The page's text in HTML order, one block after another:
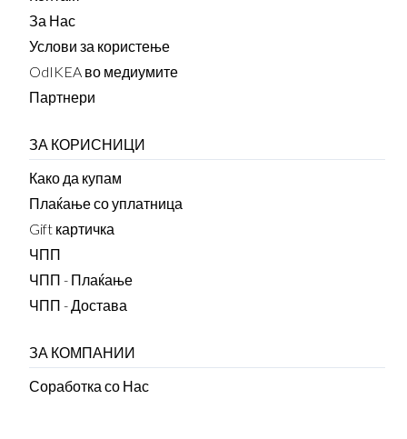
За Нас
Услови за користење
OdIKEA во медиумите
Партнери
ЗА КОРИСНИЦИ
Како да купам
Плаќање со уплатница
Gift картичка
ЧПП
ЧПП - Плаќање
ЧПП - Достава
ЗА КОМПАНИИ
Соработка со Нас